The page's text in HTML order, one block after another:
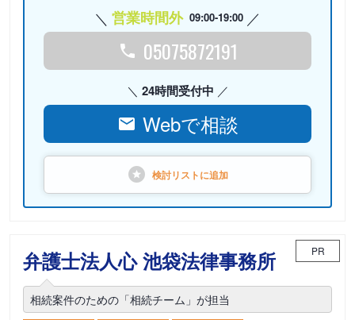
営業時間外 09:00-19:00
05075872191
24時間受付中
Webで相談
検討リストに追加
弁護士法人心 池袋法律事務所 PR
相続案件のための「相続チーム」が担当